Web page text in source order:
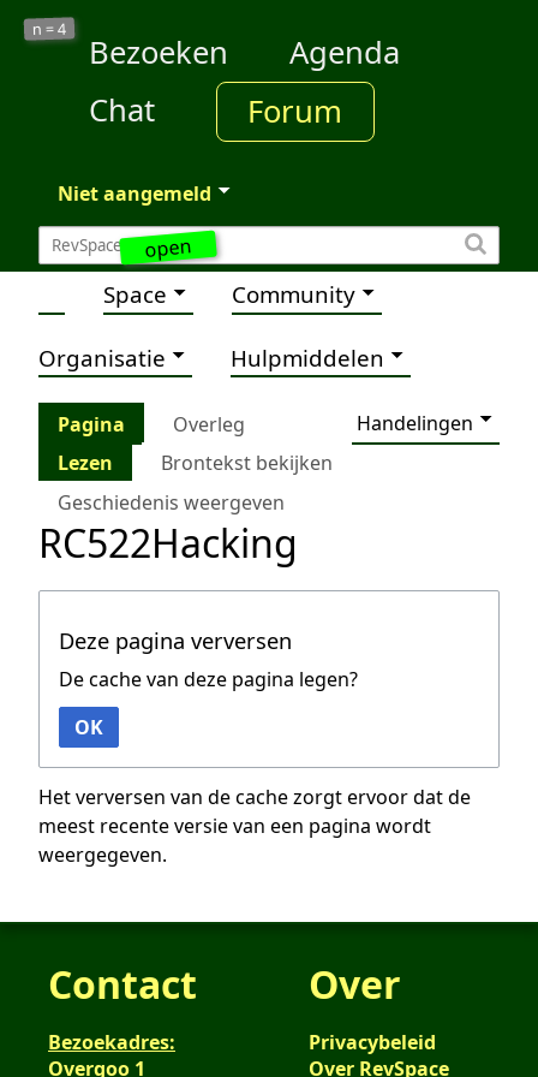
open
n =4
Bezoeken
Agenda
Chat
Forum
Niet aangemeld
Space Community
Organisatie Hulpmiddelen
Pagina Overleg
Handelingen
Lezen
Brontekst bekijken
Geschiedenis weergeven
RC522Hacking
Deze pagina verversen
De cache van deze pagina legen?
OK
Het verversen van de cache zorgt ervoor dat de
meest recente versie van een pagina wordt
weergegeven.
Contact
Bezoekadres:
Overgoo 1
Over
Privacybeleid
Over RevSpace